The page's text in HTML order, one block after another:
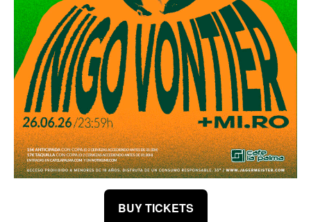
BUY TICKETS